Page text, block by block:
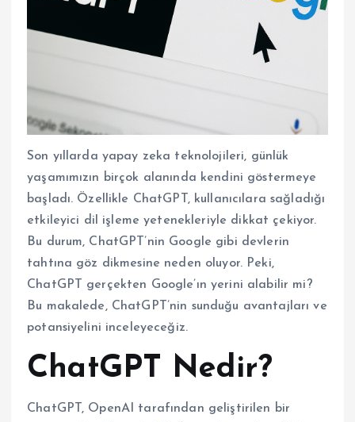
Son yıllarda yapay zeka teknolojileri, günlük
yaşamımızın birçok alanında kendini göstermeye
başladı. Özellikle ChatGPT, kullanıcılara sağladığı
etkileyici dil işleme yetenekleriyle dikkat çekiyor.
Bu durum, ChatGPT’nin Google gibi devlerin
tahtına göz dikmesine neden oluyor. Peki,
ChatGPT gerçekten Google’ın yerini alabilir mi?
Bu makalede, ChatGPT’nin sunduğu avantajları ve
potansiyelini inceleyeceğiz.
ChatGPT Nedir?
ChatGPT, OpenAI tarafından geliştirilen bir